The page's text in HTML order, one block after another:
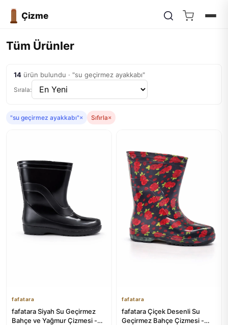
Çizme
Tüm Ürünler
14 ürün bulundu · "su geçirmez ayakkabı"
Sırala:
"su geçirmez ayakkabı"× Sıfırla×
fafatara
fafatara Siyah Su Geçirmez
Bahçe ve Yağmur Çizmesi -
fafatara
fafatara Çiçek Desenli Su
Geçirmez Bahçe Çizmesi -